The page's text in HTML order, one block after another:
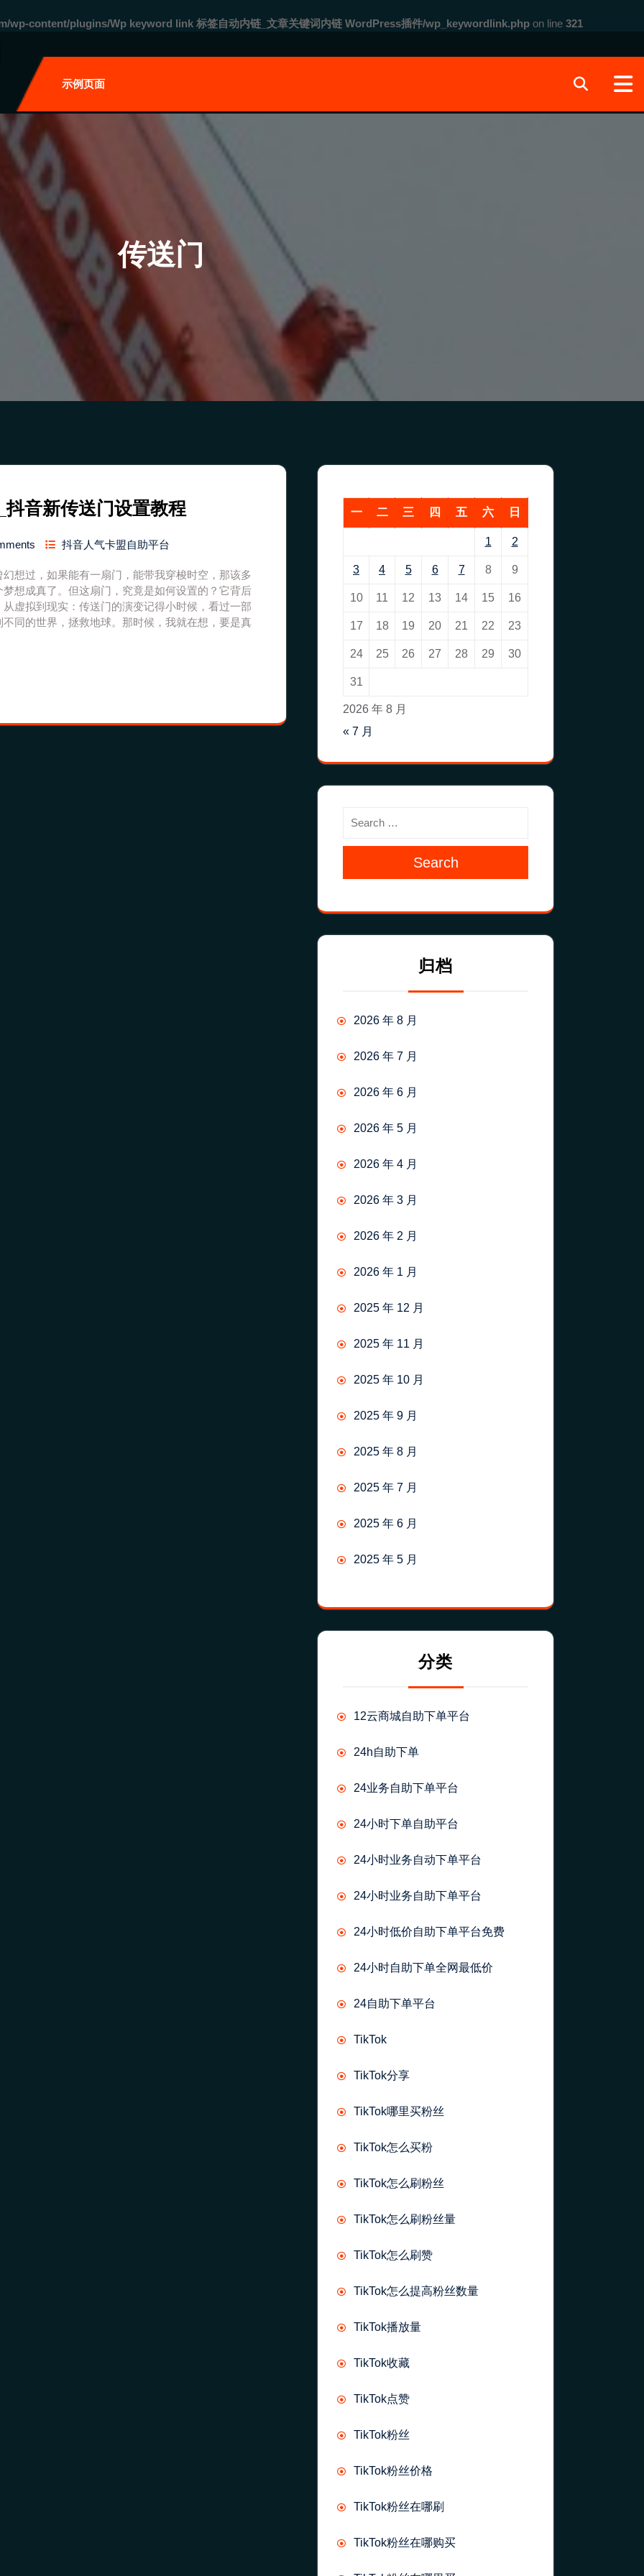
wp-content/plugins/Wp keyword link 标签自动内链_文章关键词内链 WordPress插件/wp_keywordlink.php on line 321
示例页面
传送门
音新传送门设置教程
抖音人气卡盟自助平台
想过，如果能有一扇门，能带我穿梭时空，那该多
想成真了。但这扇门，究竟是如何设置的？它背后
虚拟到现实：传送门的演变记得小时候，看过一部
同的世界，拯救地球。那时候，我就在想，要是真
2026 年 8 月
一 二 三 四 五 六 日
1 2
3 4 5 6 7 8 9
10 11 12 13 14 15 16
17 18 19 20 21 22 23
24 25 26 27 28 29 30
31
« 7 月
Search
归档
2026 年 8 月
2026 年 7 月
2026 年 6 月
2026 年 5 月
2026 年 4 月
2026 年 3 月
2026 年 2 月
2026 年 1 月
2025 年 12 月
2025 年 11 月
2025 年 10 月
2025 年 9 月
2025 年 8 月
2025 年 7 月
2025 年 6 月
2025 年 5 月
分类
12云商城自助下单平台
24h自助下单
24业务自助下单平台
24小时下单自助平台
24小时业务自动下单平台
24小时业务自助下单平台
24小时低价自助下单平台免费
24小时自助下单全网最低价
24自助下单平台
TikTok
TikTok分享
TikTok哪里买粉丝
TikTok怎么买粉
TikTok怎么刷粉丝
TikTok怎么刷粉丝量
TikTok怎么刷赞
TikTok怎么提高粉丝数量
TikTok播放量
TikTok收藏
TikTok点赞
TikTok粉丝
TikTok粉丝价格
TikTok粉丝在哪刷
TikTok粉丝在哪购买